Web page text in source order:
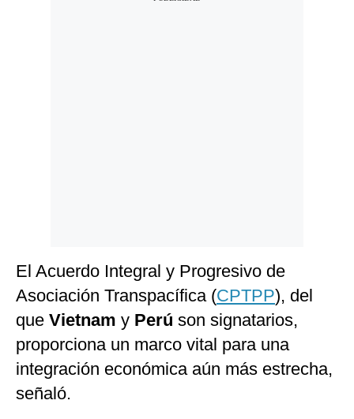
El Acuerdo Integral y Progresivo de
Asociación Transpacífica (CPTPP), del
que Vietnam y Perú son signatarios,
proporciona un marco vital para una
integración económica aún más estrecha,
señaló.